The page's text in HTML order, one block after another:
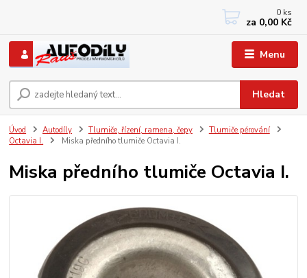
Menu
Hledat
+420 733767377
PO-PÁ: 8 - 12, 13 - 17
0 ks
za 0,00 Kč
Úvod Autodíly Tlumiče, řízení, ramena, čepy
Tlumiče pérování
Octavia I.
Miska předního tlumiče Octavia I.
Miska předního tlumiče Octavia I.